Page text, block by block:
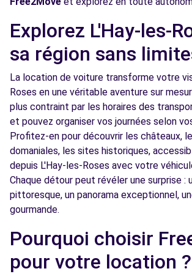
Free2Move Rent - GARAGE DE L
CHATILLON (C)
55 BOULEVARD DE VANVES
CHATILLON, 92320
Voir l'agence
Free2move Rent - S&You -
105 BOULEVARD GABRIEL PERI
MALAKOFF, FR-92, 92240
Voir l'agence
Free2move Rent - S&You -
105 BOULEVARD GABRIEL PERI
MALAKOFF, FR-92, 92240
Explorez L'Hay-les-
sa région sans
La location de voiture transforme votre
Roses en une véritable aventure sur
plus contraint par les horaires des
et pouvez organiser vos journées selon
Profitez-en pour découvrir les châteaux,
domaniales, les sites historiques,
depuis L'Hay-les-Roses avec votre
Chaque détour peut révéler une surprise :
pittoresque, un panorama exceptionnel,
gourmande.
Pourquoi choisir
pour votre location ?